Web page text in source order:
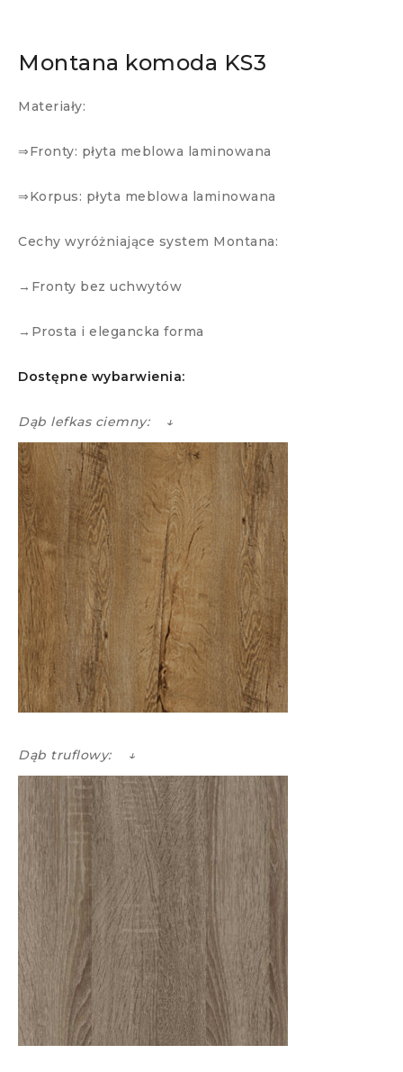
Montana komoda KS3
Materiały:
⇒Fronty: płyta meblowa laminowana
⇒Korpus: płyta meblowa laminowana
Cechy wyróżniające system Montana:
→Fronty bez uchwytów
→Prosta i elegancka forma
Dostępne wybarwienia:
Dąb lefkas ciemny: ↓
Dąb truflowy: ↓